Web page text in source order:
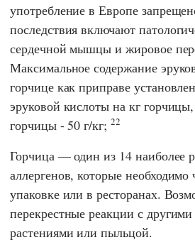
употребление в Европе
последствия включают
сердечной мышцы и жировое
Максимальное содержание
горчице как приправе
эруковой кислоты на кг
горчицы - 50 г/кг; 22
Горчица — один из 14 наиболее
аллергенов, которые необходимо
упаковке или в ресторанах.
перекрестные реакции с
растениями или пыльцой.